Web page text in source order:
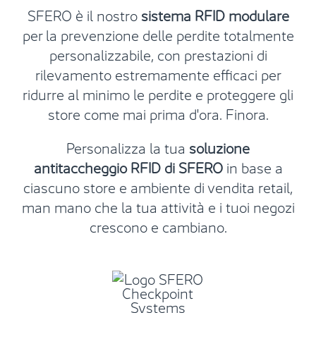
SFERO è il nostrosistema RFID modulare
per la prevenzione delle perdite totalmente
personalizzabile, con prestazioni di
rilevamento estremamente efficaci per
ridurre al minimo le perdite e proteggere gli
store come mai prima d'ora. Finora.
Personalizza la tua soluzione
antitaccheggio RFID di SFEROin base a
ciascuno store e ambiente di vendita retail,
man mano che la tua attività e i tuoi negozi
crescono e cambiano.